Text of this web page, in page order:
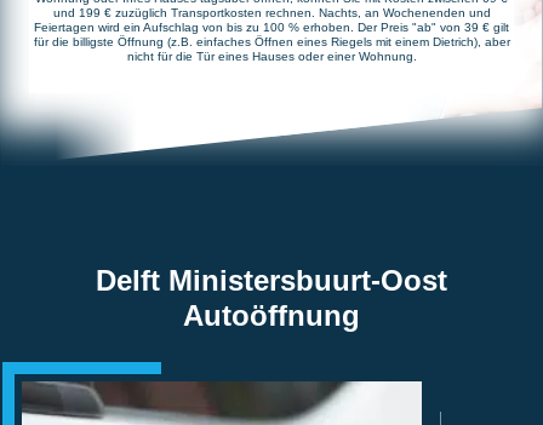
und 199 € zuzüglich Transportkosten rechnen. Nachts, an Wochenenden und
Feiertagen wird ein Aufschlag von bis zu 100 % erhoben. Der Preis "ab" von 39 € gilt
für die billigste Öffnung (z.B. einfaches Öffnen eines Riegels mit einem Dietrich), aber
nicht für die Tür eines Hauses oder einer Wohnung.
Delft Ministersbuurt-Oost
Autoöffnung